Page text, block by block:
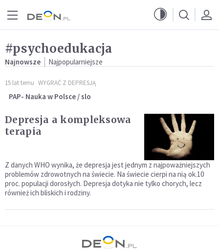
#psychoedukacja
Najnowsze Najpopularniejsze
15 lat temu WYGRAĆ Z DEPRESJĄ
PAP- Nauka w Polsce / slo
Depresja a kompleksowa
terapia
Z danych WHO wynika, że depresja jest jednym z najpoważniejszych
problemów zdrowotnych na świecie. Na świecie cierpi na nią ok.10
proc. populacji dorosłych. Depresja dotyka nie tylko chorych, lecz
również ich bliskich i rodziny.